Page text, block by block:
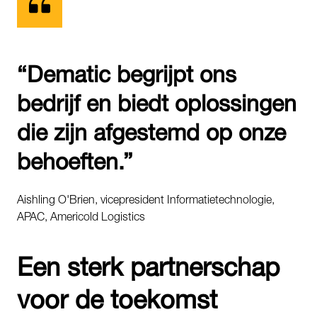
“Dematic begrijpt ons
bedrijf en biedt oplossingen
die zijn afgestemd op onze
behoeften.”
Aishling O'Brien, vicepresident Informatietechnologie,
APAC, Americold Logistics
Een sterk partnerschap
voor de toekomst